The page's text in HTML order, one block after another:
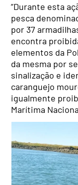
​”Durante esta
pesca
por 37
encontra
elementos da
da mesma por
sinalização e
caranguejo
igualmente
Marítima